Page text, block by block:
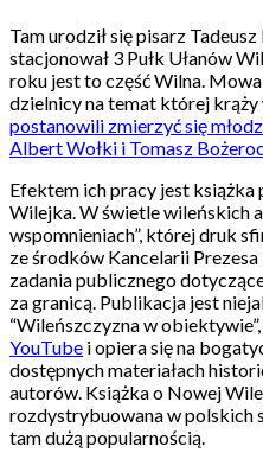
Tam urodził się pisarz
stacjonował 3 Pułk Ułanów
roku jest to część Wilna.
dzielnicy na temat której
postanowili zmierzyć się
Albert Wołki i Tomasz
Efektem ich pracy jest
Wilejka. W świetle wileńskich
wspomnieniach”, której druk
ze środków Kancelarii
zadania publicznego
za granicą. Publikacja jest
“Wileńszczyzna w obiektywie”,
YouTube i opiera się na
dostępnych materiałach
autorów. Książka o Nowej
rozdystrybuowana w polskich
tam dużą popularnością.